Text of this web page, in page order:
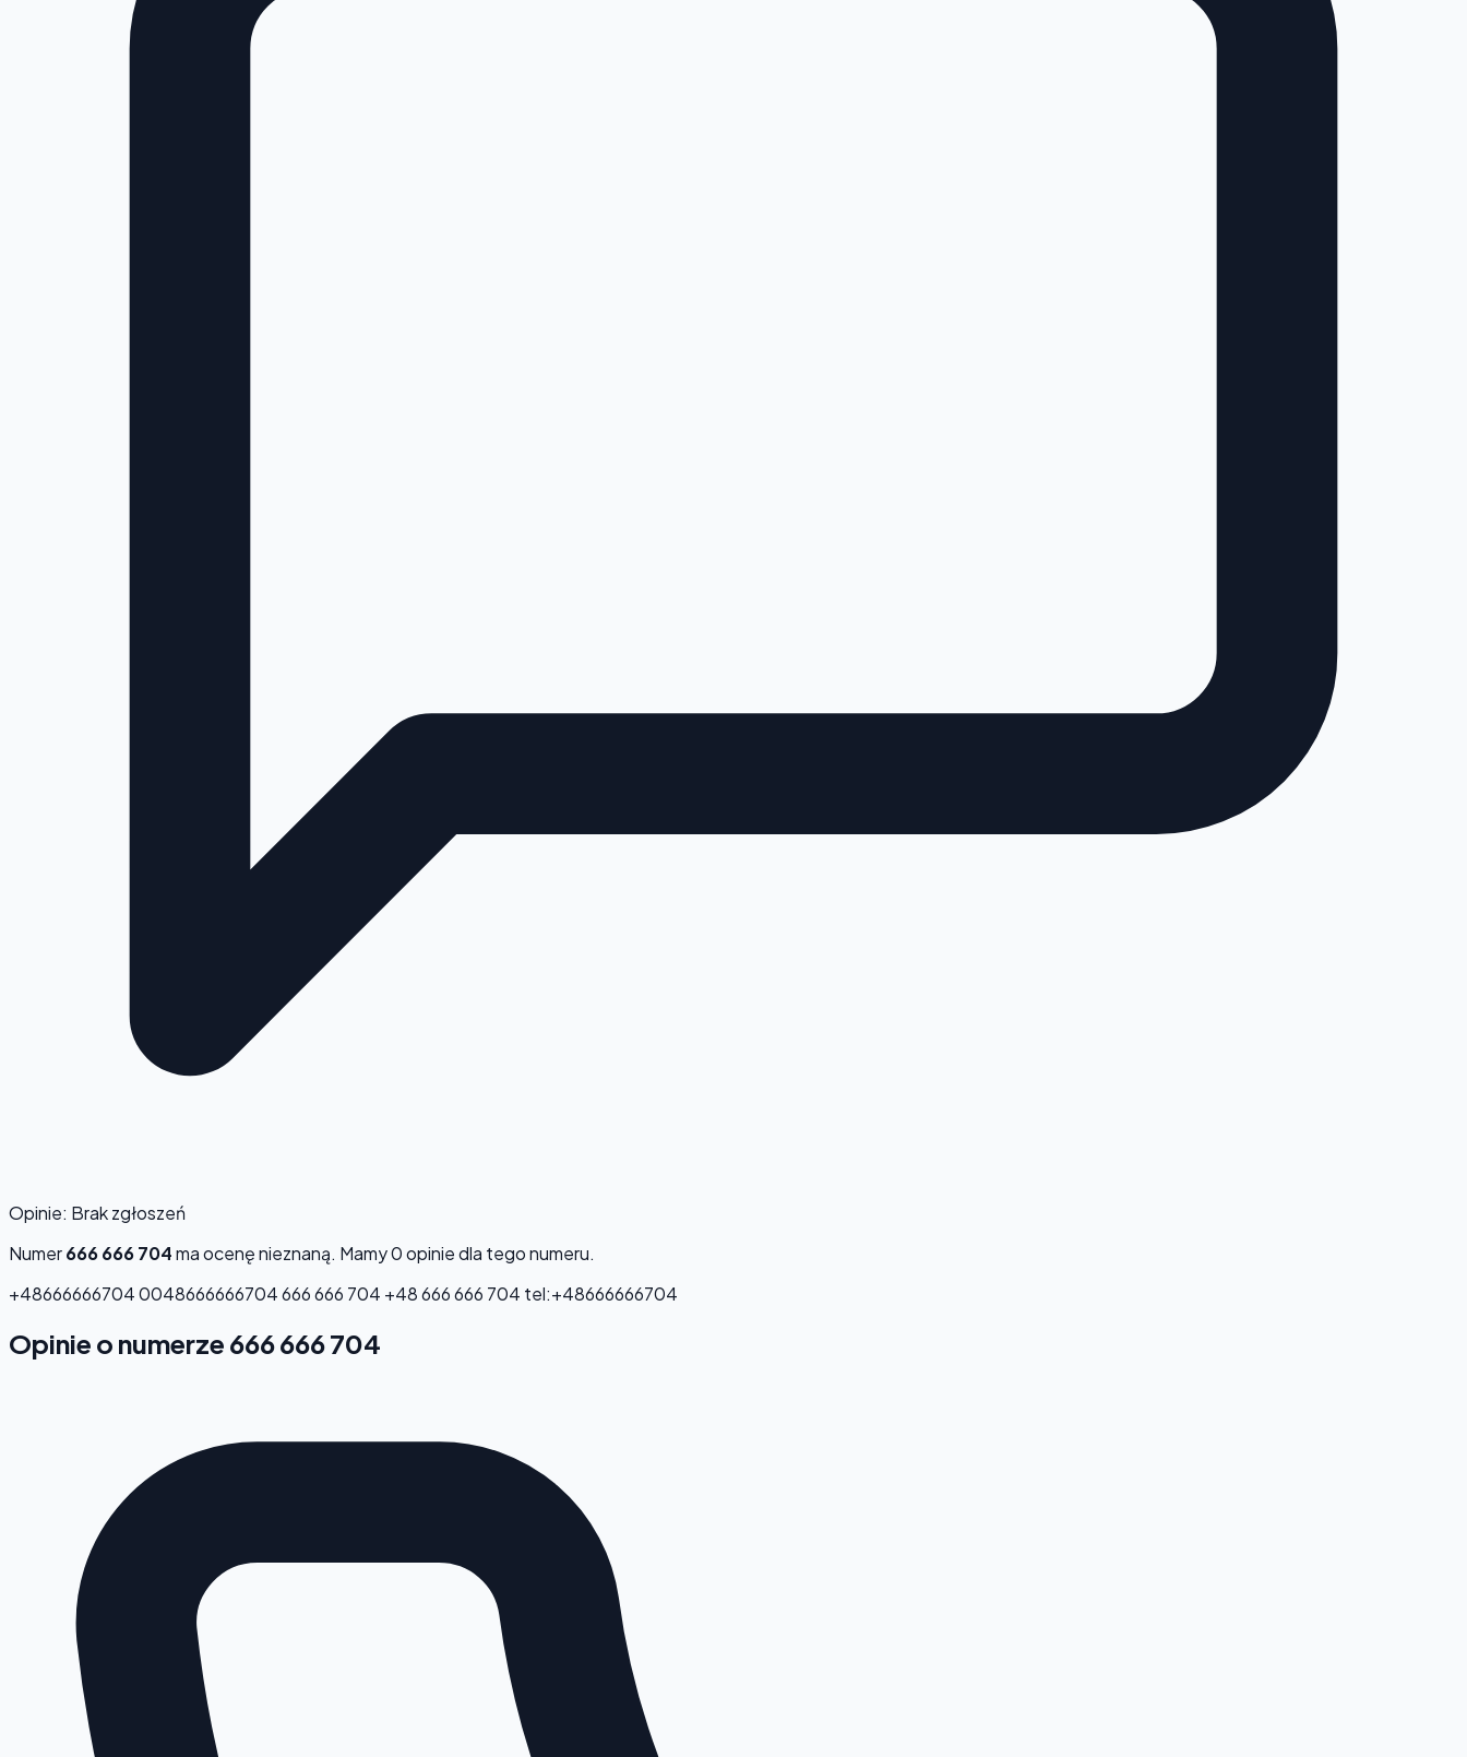
Opinie: Brak zgłoszeń
Numer666 666 704ma ocenęnieznaną. Mamy 0 opinie dla tego numeru.
+486666667040048666666704666 666 704 +48 666 666 704 tel:+48666666704
Opinie o numerze 666 666 704